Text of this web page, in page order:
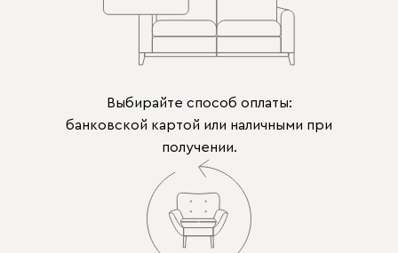
Выбирайте способ оплаты:
банковской картой или наличными при
получении.